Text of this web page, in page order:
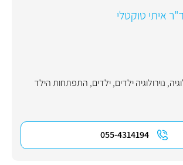
איתי טוקטלי
, נוירולוגיה ילדים,ילדים, התפתחות הילד
055-4314194